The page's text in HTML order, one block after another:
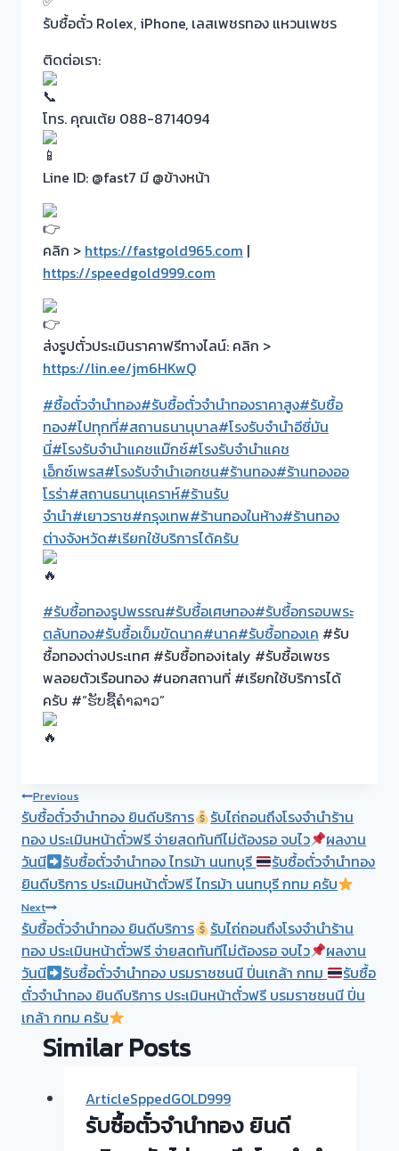
รับซื้อตั๋ว Rolex, iPhone, เลสเพชรทอง แหวนเพชร
ติดต่อเรา:
โทร. คุณเต้ย 088-8714094
Line ID: @fast7 มี @ข้างหน้า
คลิก > https://fastgold965.com |
https://speedgold999.com
ส่งรูปตั๋วประเมินราคาฟรีทางไลน์: คลิก >
https://lin.ee/jm6HKwQ
#ซื้อตั๋วจำนำทอง#รับซื้อตั๋วจำนำทองราคาสูง#รับซื้อ
ทอง#ไปทุกที่#สถานธนานุบาล#โรงรับจำนำอีซี่มัน
นี่#โรงรับจำนำแคชแม๊กซ์#โรงรับจำนำแคช
เอ็กซ์เพรส#โรงรับจำนำเอกชน#ร้านทอง#ร้านทองออ
โรร่า#สถานธนานุเคราห์#ร้านรับ
จำนำ#เยาวราช#กรุงเทพ#ร้านทองในห้าง#ร้านทอง
ต่างจังหวัด#เรียกใช้บริการได้ครับ
#รับซื้อทองรูปพรรณ#รับซื้อเศษทอง#รับซื้อกรอบพระ
ตลับทอง#รับซื้อเข็มขัดนาค#นาค#รับซื้อทองเค #รับ
ซื้อทองต่างประเทศ #รับซื้อทองitaly #รับซื้อเพชร
พลอยตัวเรือนทอง #นอกสถานที่ #เรียกใช้บริการได้
ครับ #“ຮັບຊື້ຄຳລາວ”
Post
navigation
Previous
รับซื้อตั๋วจำนำทอง ยินดีบริการ
รับไถ่ถอนถึงโรงจำนำร้าน
ทอง ประเมินหน้าตั๋วฟรี จ่ายสดทันทีไม่ต้องรอ จบไว
ผลงาน
วันนี
รับซื้อตั๋วจำนำทอง ไทรม้า นนทบุรี
รับซื้อตั๋วจำนำทอง
ยินดีบริการ ประเมินหน้าตั๋วฟรี ไทรม้า นนทบุรี กทม ครับ
Next
รับซื้อตั๋วจำนำทอง ยินดีบริการ
รับไถ่ถอนถึงโรงจำนำร้าน
ทอง ประเมินหน้าตั๋วฟรี จ่ายสดทันทีไม่ต้องรอ จบไว
ผลงาน
วันนี
รับซื้อตั๋วจำนำทอง บรมราชชนนี ปิ่นเกล้า กทม
รับซื้อ
ตั๋วจำนำทอง ยินดีบริการ ประเมินหน้าตั๋วฟรี บรมราชชนนี ปิ่น
เกล้า กทม ครับ
Similar Posts
ArticleSppedGOLD999
รับซื้อตั๋วจำนำทอง ยินดี